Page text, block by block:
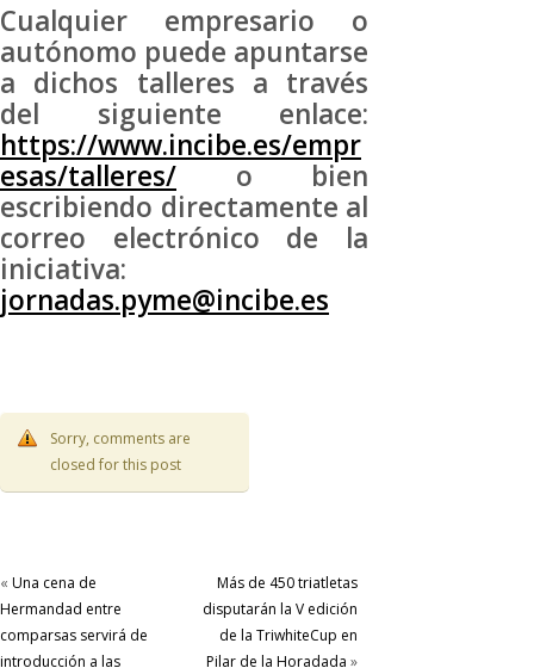
Cualquier empresario o
autónomo puede apuntarse
a dichos talleres a través
del siguiente enlace:
https://www.incibe.es/empr
esas/talleres/ o bien
escribiendo directamente al
correo electrónico de la
iniciativa:
jornadas.pyme@incibe.es
Sorry, comments are
closed for this post
« Una cena de
Hermandad entre
comparsas servirá de
introducción a las
Más de 450 triatletas
disputarán la V edición
de la TriwhiteCup en
Pilar de la Horadada »